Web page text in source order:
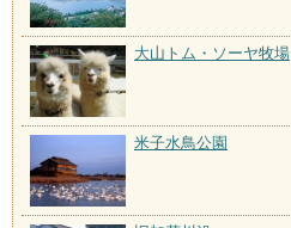
大山トム・ソーヤ牧場
米子水鳥公園